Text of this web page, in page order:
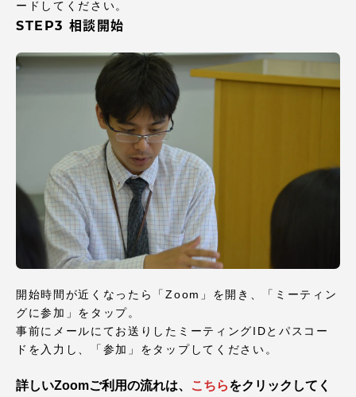
ードしてください。
STEP3 相談開始
開始時間が近くなったら「Zoom」を開き、「ミーティン
グに参加」をタップ。
事前にメールにてお送りしたミーティングIDとパスコー
ドを入力し、「参加」をタップしてください。
詳しいZoomご利用の流れは、 こちらをクリックしてく